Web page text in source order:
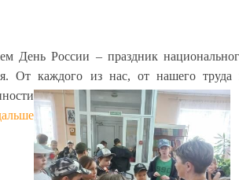
День России – праздник
От каждого изнас, от нашего труда